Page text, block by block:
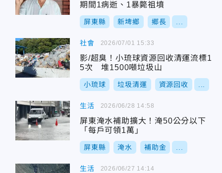
期間1病逝、1暴斃祖墳
屏東縣 新埤鄉 鄉長
社會
影/超臭！小琉球資源回收清運流標1
5次 堆1500噸垃圾山
小琉球 垃圾清運 資源回收
2026/07/01 15:33
生活
屏東淹水補助擴大！淹50公分以下
「每戶可領1萬」
屏東縣 淹水 補助金
2026/06/28 14:58
生活 2026/06/27 14:14